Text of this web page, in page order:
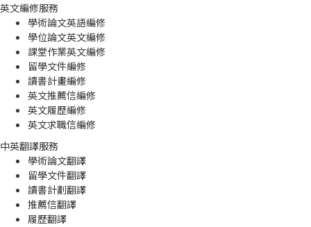
英文編修服務
學術論文英語編修
學位論文英文編修
課堂作業英文編修
留學文件編修
讀書計畫編修
英文推薦信編修
英文履歷編修
英文求職信編修
中英翻譯服務
學術論文翻譯
留學文件翻譯
讀書計劃翻譯
推薦信翻譯
履歷翻譯